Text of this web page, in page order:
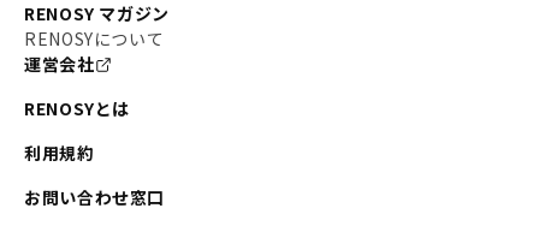
RENOSY マガジン
RENOSYについて
運営会社
RENOSYとは
利用規約
お問い合わせ窓口